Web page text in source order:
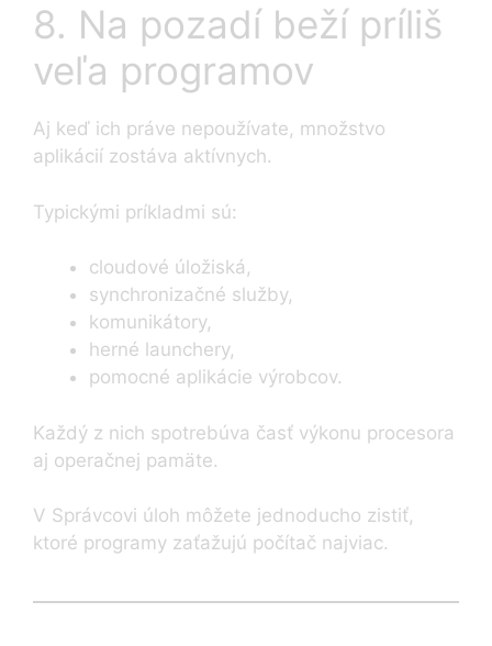
8. Na pozadí beží príliš
veľa programov
Aj keď ich práve nepoužívate, množstvo
aplikácií zostáva aktívnych.
Typickými príkladmi sú:
cloudové úložiská,
synchronizačné služby,
komunikátory,
herné launchery,
pomocné aplikácie výrobcov.
Každý z nich spotrebúva časť výkonu procesora
aj operačnej pamäte.
V Správcovi úloh môžete jednoducho zistiť,
ktoré programy zaťažujú počítač najviac.